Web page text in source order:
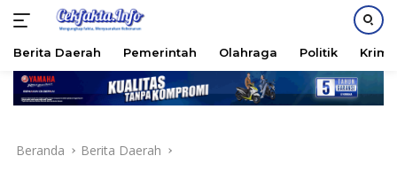
Langsung
Berita Daerah Pemerintah Olahraga Politik
Beranda Berita Daerah